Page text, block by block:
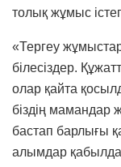
толық жұмыс
«Тергеу
білесіздер.
олар қайта
біздің мамандар
бастап барлығы
алымдар